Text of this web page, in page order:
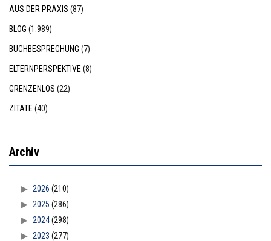
AUS DER PRAXIS (87)
BLOG (1.989)
BUCHBESPRECHUNG (7)
ELTERNPERSPEKTIVE (8)
GRENZENLOS (22)
ZITATE (40)
Archiv
2026 (210)
2025 (286)
2024(298)
2023 (277)